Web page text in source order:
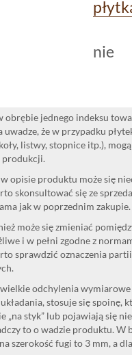
wewnątrz, jak
nie
obrębie jednego indeksu
że w przypadku
listwy, stopnice itp.),
produkcji.
opisie produktu może się
skonsultować się ze
jak w poprzednim zakupie.
może się zmieniać
i w pełni zgodne z
sprawdzić oznaczenia
odchylenia
stosuje się spoinę,
„na styk” lub pojawiają się
to o wadzie produktu. W
szerokość fugi to 3 mm, a